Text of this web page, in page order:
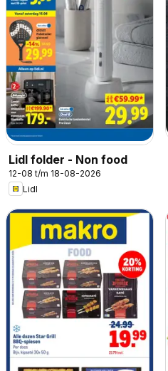
Lidl folder - Non food
12-08 t/m 18-08-2026
Lidl